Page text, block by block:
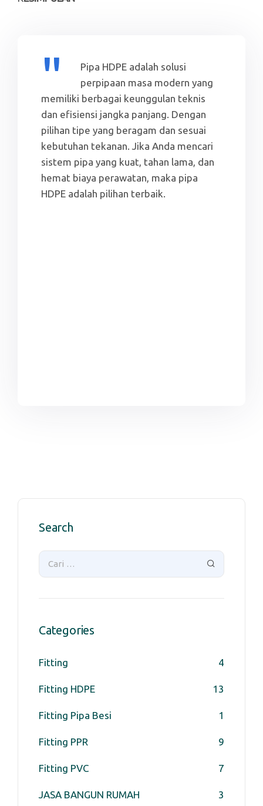
Pipa HDPE adalah solusi
perpipaan masa modern yang
memiliki berbagai keunggulan teknis
dan efisiensi jangka panjang. Dengan
pilihan tipe yang beragam dan sesuai
kebutuhan tekanan. Jika Anda mencari
sistem pipa yang kuat, tahan lama, dan
hemat biaya perawatan, maka pipa
HDPE adalah pilihan terbaik.
Search
Categories
Fitting 4
Fitting HDPE 13
Fitting Pipa Besi 1
Fitting PPR 9
Fitting PVC 7
JASA BANGUN RUMAH 3